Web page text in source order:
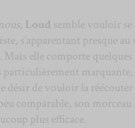
, Loud semble vouloir
s’apparentant presque au
elle comporte
marquante,
désir de vouloir la réécouter
comparable, son morceau
plus efficace.